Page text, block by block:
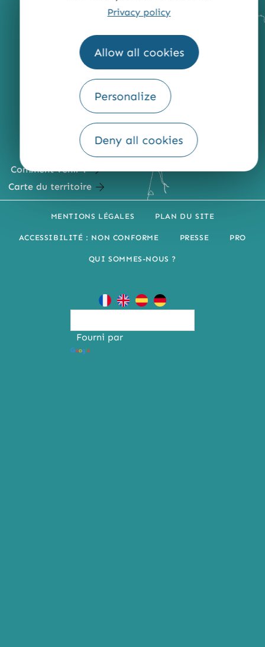
Privacy policy
Allow all cookies
Personalize
Deny all cookies
Comment venir ?
Carte du territoire
MENTIONS LÉGALES PLAN DU SITE
ACCESSIBILITÉ : NON CONFORME PRESSE PRO
QUI SOMMES-NOUS ?
Fourni par